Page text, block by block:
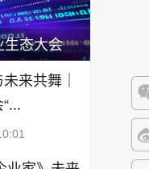
微
微
态大会
来共舞｜